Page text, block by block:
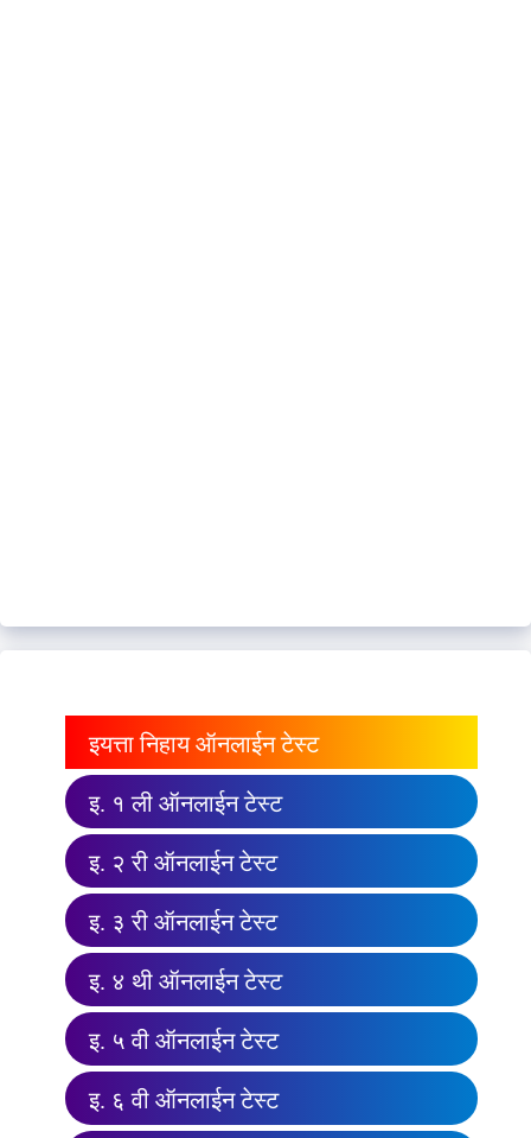
इयत्ता निहाय ऑनलाईन टेस्ट
इ. १ ली ऑनलाईन टेस्ट
इ. २ री ऑनलाईन टेस्ट
इ. ३ री ऑनलाईन टेस्ट
इ. ४ थी ऑनलाईन टेस्ट
इ. ५ वी ऑनलाईन टेस्ट
इ. ६ वी ऑनलाईन टेस्ट